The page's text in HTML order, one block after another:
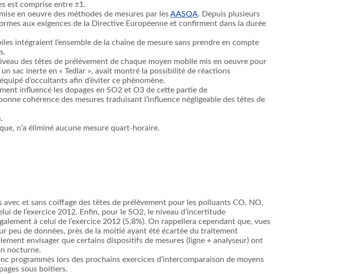
est comprise entre ±1.
en oeuvre des méthodes de mesures par lesAASQA. Depuis plusieurs
aux exigences de la Directive Européenne et confirment dans la durée
intégraient l’ensemble de la chaîne de mesure sans prendre en compte
des têtes de prélèvement de chaque moyen mobile mis en oeuvre pour
sac inerte en « Tedlar », avait montré la possibilité de réactions
d’occultants afin d’éviter ce phénomène.
influencé les dopages en SO2 et O3 de cette partie de
cohérence des mesures traduisant l’influence négligeable des têtes de
n’a éliminé aucune mesure quart-horaire.
et sans coiffage des têtes de prélèvement pour les polluants CO, NO,
de l’exercice 2012. Enfin, pour le SO2, le niveau d’incertitude
à celui de l’exercice 2012 (5,8%). On rappellera cependant que, vues
peu de données, près de la moitié ayant été écartée du traitement
envisager que certains dispositifs de mesures (ligne + analyseur) ont
nocturne.
programmés lors des prochains exercices d’intercomparaison de moyens
sous boitiers.